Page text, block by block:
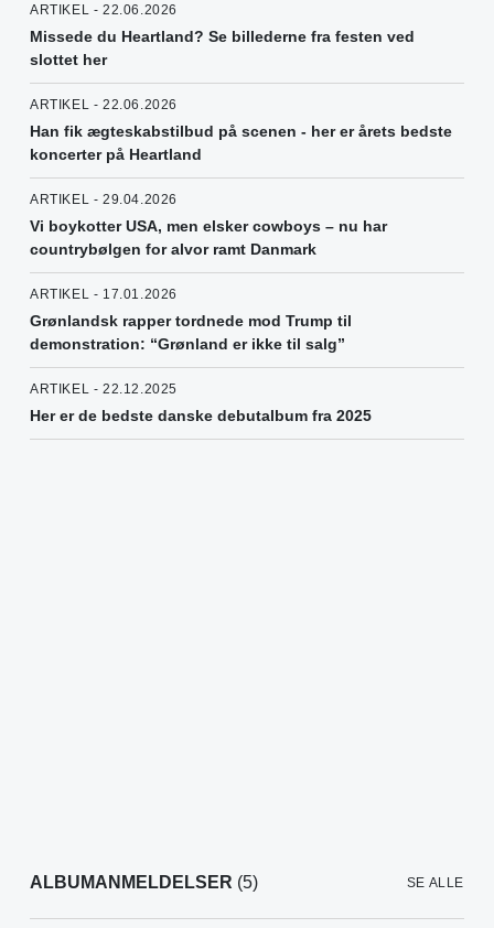
ARTIKEL - 22.06.2026
Missede du Heartland? Se billederne fra festen ved
slottet her
ARTIKEL - 22.06.2026
Han fik ægteskabstilbud på scenen - her er årets bedste
koncerter på Heartland
ARTIKEL - 29.04.2026
Vi boykotter USA, men elsker cowboys – nu har
countrybølgen for alvor ramt Danmark
ARTIKEL - 17.01.2026
Grønlandsk rapper tordnede mod Trump til
demonstration: “Grønland er ikke til salg”
ARTIKEL - 22.12.2025
Her er de bedste danske debutalbum fra 2025
ALBUMANMELDELSER (5) SE ALLE